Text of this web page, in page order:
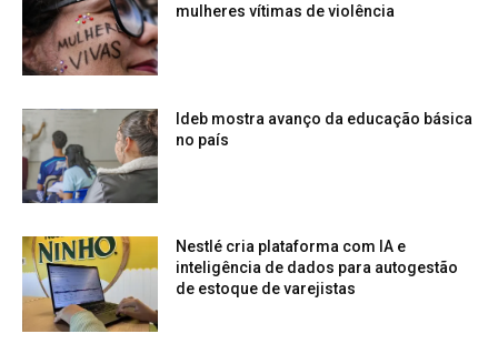
mulheres vítimas de violência
Ideb mostra avanço da educação básica
no país
Nestlé cria plataforma com IA e
inteligência de dados para autogestão
de estoque de varejistas